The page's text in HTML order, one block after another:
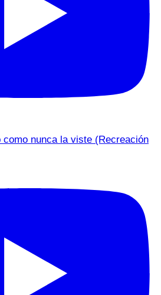
como nunca la viste (Recreación